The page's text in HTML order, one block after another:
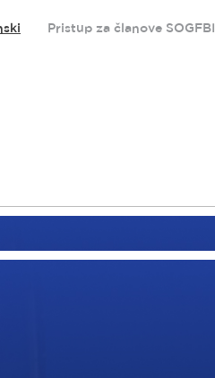
Pristup za članove